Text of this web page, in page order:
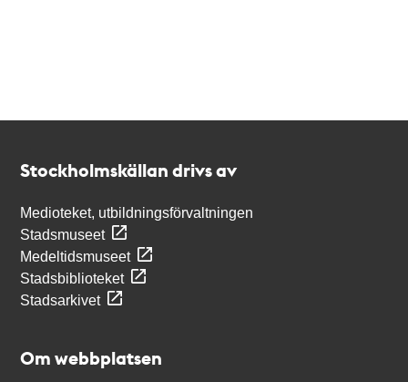
Stockholmskällan drivs av
Medioteket, utbildningsförvaltningen
Stadsmuseet
Medeltidsmuseet
Stadsbiblioteket
Stadsarkivet
Om webbplatsen